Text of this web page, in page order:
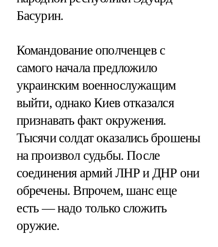
Басурин.
Командование ополченцев с
самого начала предложило
украинским военнослужащим
выйти, однако Киев отказался
признавать факт окружения.
Тысячи солдат оказались брошены
на произвол судьбы. После
соединения армий ЛНР и ДНР они
обречены. Впрочем, шанс еще
есть — надо только сложить
оружие.